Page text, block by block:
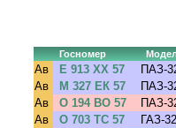
Госномер
Ав Е 913 ХХ 57 ПАЗ-
Ав
М 327 ЕК 57 ПАЗ-
Ав
О 194 ВО 57 ПАЗ-
Ав
О 703 ТС 57 ГАЗ-